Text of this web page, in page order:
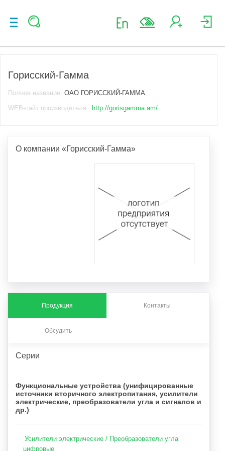
Горисский-Гамма
Полное название: ОАО ГОРИССКИЙ-ГАММА
WEB-сайт производителя:
http://gorisgamma.am/
О компании «Горисский-Гамма»
Продукция Контакты
Обсудить
Серии
Функциональные устройства (унифицированные
источники вторичного электропитания, усилители
электрические, преобразователи угла и сигналов и
др.)
Усилители электрические / Преобразователи угла
цифровые